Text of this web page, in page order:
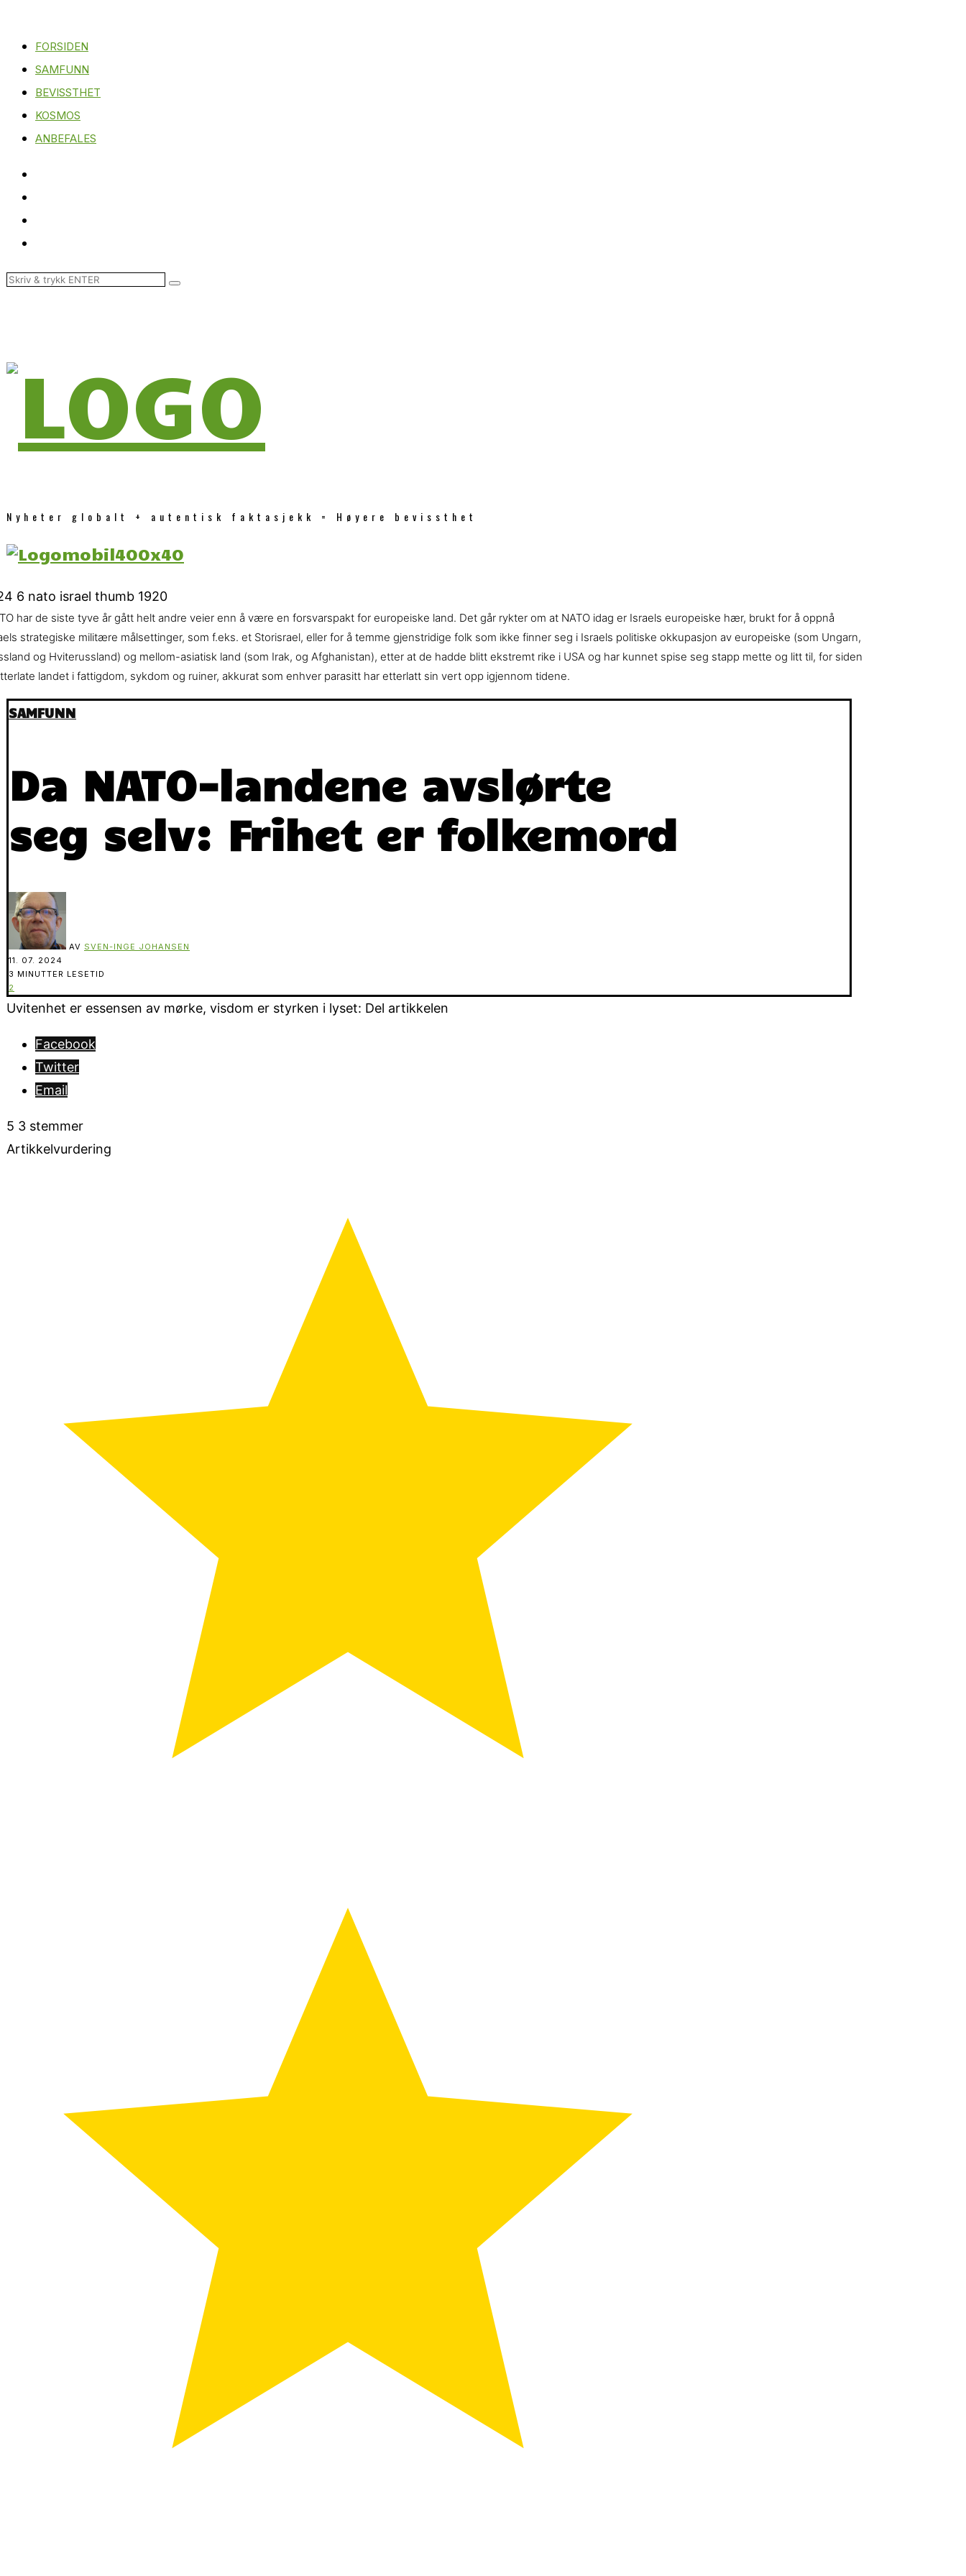
FORSIDEN
SAMFUNN
BEVISSTHET
KOSMOS
ANBEFALES
Nyheter globalt + autentisk faktasjekk = Høyere bevissthet
har de siste tyve år gått helt andre veier enn å være en forsvarspakt for europeiske land. Det går rykter om at NATO idag er Israels europeiske hær, brukt for å oppnå
strategiske militære målsettinger, som f.eks. et Storisrael, eller for å temme gjenstridige folk som ikke finner seg i Israels politiske okkupasjon av europeiske (som Ungarn,
og Hviterussland) og mellom-asiatisk land (som Irak, og Afghanistan), etter at de hadde blitt ekstremt rike i USA og har kunnet spise seg stapp mette og litt til, for siden
landet i fattigdom, sykdom og ruiner, akkurat som enhver parasitt har etterlatt sin vert opp igjennom tidene.
SAMFUNN
Da NATO-landene avslørte
seg selv: Frihet er folkemord
AV SVEN-INGE JOHANSEN
11. 07. 2024
3 MINUTTER LESETID
2
Uvitenhet er essensen av mørke, visdom er styrken i lyset: Del artikkelen
Facebook
Twitter
Email
5 3 stemmer
Artikkelvurdering